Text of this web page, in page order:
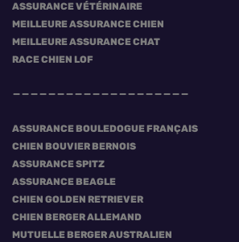
ASSURANCE VÉTÉRINAIRE
MEILLEURE ASSURANCE CHIEN
MEILLEURE ASSURANCE CHAT
RACE CHIEN LOF
ASSURANCE BOULEDOGUE FRANÇAIS
CHIEN BOUVIER BERNOIS
ASSURANCE SPITZ
ASSURANCE BEAGLE
CHIEN GOLDEN RETRIEVER
CHIEN BERGER ALLEMAND
MUTUELLE BERGER AUSTRALIEN